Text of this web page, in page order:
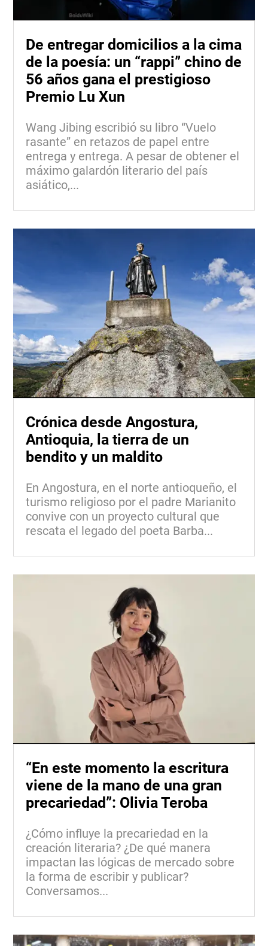
De entregar domicilios a la cima
de la poesía: un “rappi” chino de
56 años gana el prestigioso
Premio Lu Xun
Wang Jibing escribió su libro “Vuelo
rasante” en retazos de papel entre
entrega y entrega. A pesar de obtener el
máximo galardón literario del país
asiático,...
Crónica desde Angostura,
Antioquia, la tierra de un
bendito y un maldito
En Angostura, en el norte antioqueño, el
turismo religioso por el padre Marianito
convive con un proyecto cultural que
rescata el legado del poeta Barba...
“En este momento la escritura
viene de la mano de una gran
precariedad”: Olivia Teroba
¿Cómo influye la precariedad en la
creación literaria? ¿De qué manera
impactan las lógicas de mercado sobre
la forma de escribir y publicar?
Conversamos...